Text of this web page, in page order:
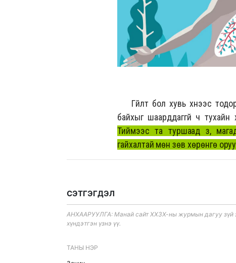
Гүйлт бол хувь хүнээс
байхыг шаарддаггүй ч
Тиймээс та туршаад үз,
гайхалтай мөн зөв хөрөнгө
СЭТГЭГДЭЛ
АНХААРУУЛГА: Манай сайт ХХЗХ-ны журмын дагуу зүй
хүндэтгэн үзнэ үү.
ТАНЫ НЭР